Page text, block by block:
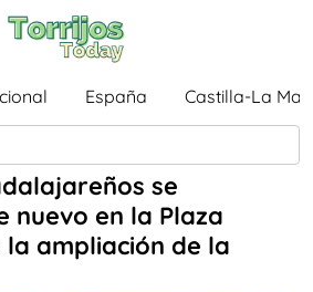
España Castilla-La
se
nuevo en la Plaza
ampliación de la